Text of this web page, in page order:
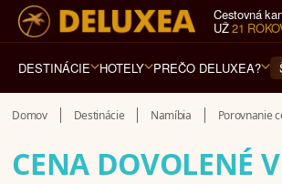
Cestovná
UŽ21
DESTINÁCIE HOTELY PREČO DELUXEA?
Domov Destinácie Namíbia Porovnanie
CENA DOVOLENÉ